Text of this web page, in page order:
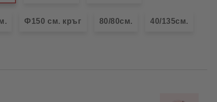
Ф150 см. кръг 80/80см. 40/135см.